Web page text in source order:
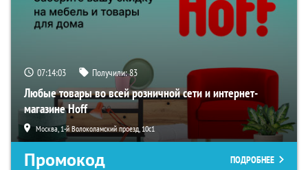
07:14:02 Получили:83
Любые товары во всей розничной сети и интернет-
магазине Hoff
Москва, 1-й Волоколамский проезд, 10с1
Промокод ПОДРОБНЕЕ